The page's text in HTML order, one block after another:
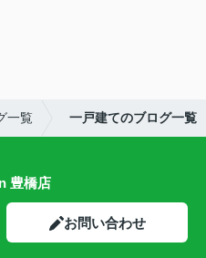
一覧 一戸建てのブログ一覧
豊橋店
お問い合わせ